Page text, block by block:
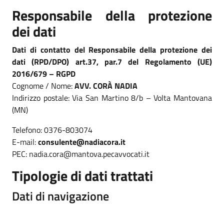
Responsabile della protezione
dei dati
Dati di contatto del Responsabile della protezione dei
dati (RPD/DPO) art.37, par.7 del Regolamento (UE)
2016/679 – RGPD
Cognome / Nome:AVV. CORÀ NADIA
Indirizzo postale: Via San Martino 8/b – Volta Mantovana
(MN)
Telefono: 0376-803074
E-mail:consulente@nadiacora.it
PEC: nadia.cora@mantova.pecavvocati.it
Tipologie di dati trattati
Dati di navigazione